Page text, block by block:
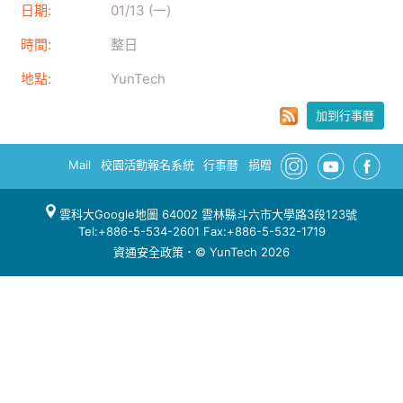
日期:
01/13 (一)
時間:
整日
地點:
YunTech
加到行事曆
Mail 校園活動報名系統 行事曆 捐贈
雲科大Google地圖 64002 雲林縣斗六市大學路3段123號
Tel:+886-5-534-2601 Fax:+886-5-532-1719
資通安全政策 ．© YunTech 2026